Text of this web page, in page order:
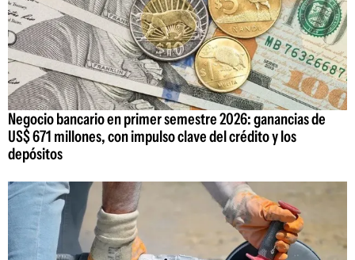
Negocio bancario en primer semestre 2026: ganancias de
US$ 671 millones, con impulso clave del crédito y los
depósitos